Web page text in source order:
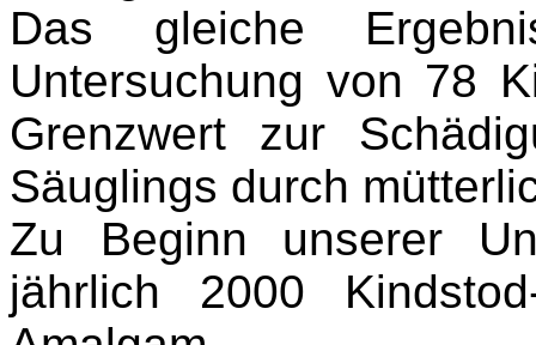
Das gleiche
Untersuchung von 78
Grenzwert zur
Säuglings durch
Zu Beginn unserer
jährlich 2000